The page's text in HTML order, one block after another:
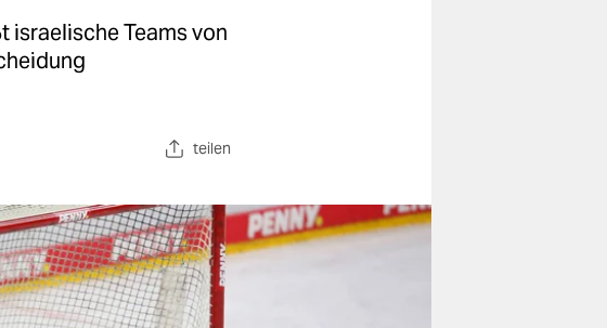
israelische Teams von
teilen